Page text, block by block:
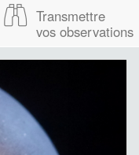
Transmettre
vos observations